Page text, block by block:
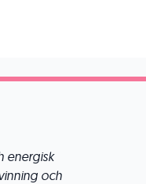
energisk
och